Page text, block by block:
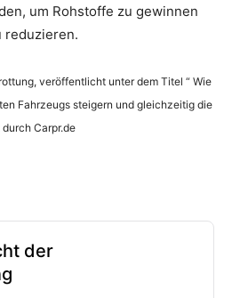
um Rohstoffe zu gewinnen
reduzieren.
veröffentlicht unter dem Titel “ Wie
Fahrzeugs steigern und gleichzeitig die
Carpr.de
der